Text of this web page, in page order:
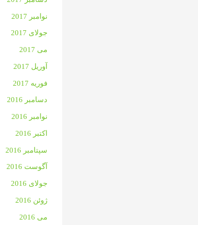
نوامبر 2017
جولای 2017
می 2017
آوریل 2017
فوریه 2017
دسامبر 2016
نوامبر 2016
اکتبر 2016
سپتامبر 2016
آگوست 2016
جولای 2016
ژوئن 2016
می 2016